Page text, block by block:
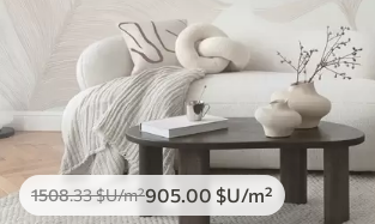
1508.33$U/m²905.00 $U/m²